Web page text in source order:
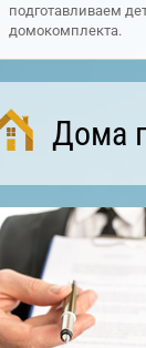
подготавливаем
домокомплекта.
Дома